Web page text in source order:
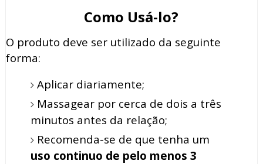
Como Usá-lo?
O produto deve ser utilizado da seguinte
forma:
Aplicar diariamente;
Massagear por cerca de dois a três
minutos antes da relação;
Recomenda-se de que tenha um
uso continuo de pelo menos 3